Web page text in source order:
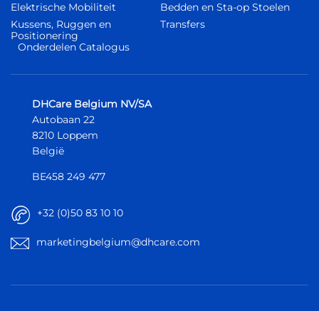
Elektrische Mobiliteit
Kussens, Ruggen en
Positionering
Bedden en Sta-op Stoelen
Transfers
Onderdelen Catalogus
DHCare Belgium NV/SA
Autobaan 22
8210 Loppem
België
BE458 249 477
+32 (0)50 83 10 10
marketingbelgium@dhcare.com